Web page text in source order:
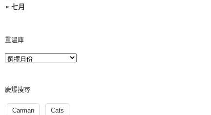
« 七月
重溫庫
慶爆搜尋
Carman Cats